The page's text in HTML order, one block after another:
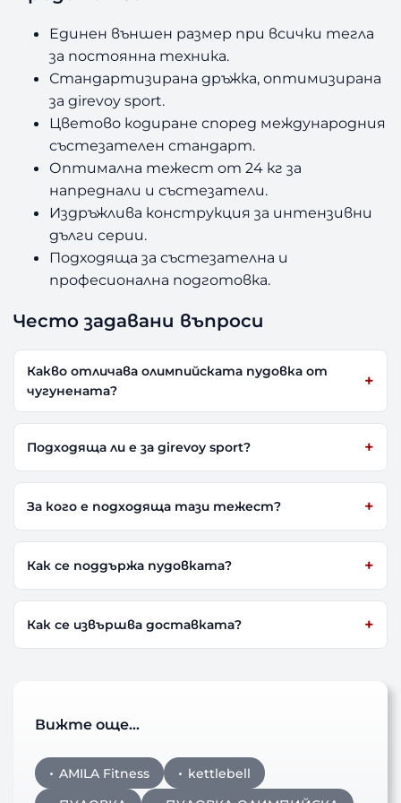
Единен външен размер при всички тегла
за постоянна техника.
Стандартизирана дръжка, оптимизирана
за girevoy sport.
Цветово кодиране според международния
състезателен стандарт.
Оптимална тежест от 24 кг за
напреднали и състезатели.
Издръжлива конструкция за интензивни
дълги серии.
Подходяща за състезателна и
професионална подготовка.
Често задавани въпроси
Какво отличава олимпийската пудовка от
чугунената?
Подходяща ли е за girevoy sport?
За кого е подходяща тази тежест?
Как се поддържа пудовката?
Как се извършва доставката?
Вижте още…
AMILA Fitness
kettlebell